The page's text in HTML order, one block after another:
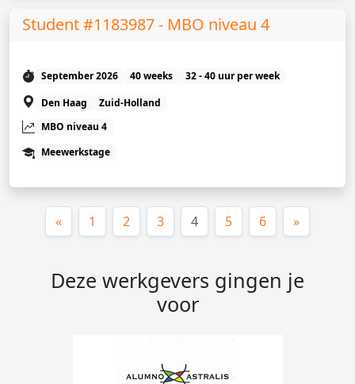
Student #1183987 - MBO niveau 4
September 2026 40 weeks
32 - 40 uur per week
Den Haag
Zuid-Holland
MBO niveau 4
Meewerkstage
« 1 2 3 4(huidige)
5 6 »
Deze werkgevers gingen je
voor